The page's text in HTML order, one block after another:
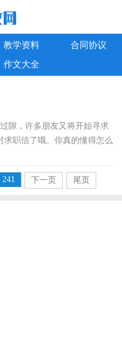
教学资料
合同协议
作文大全
隙，许多朋友又将开始寻求
职信了哦。你真的懂得怎么
英文求职信4...
241 下一页 尾页